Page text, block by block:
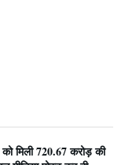
मिली 720.67 करोड़ की